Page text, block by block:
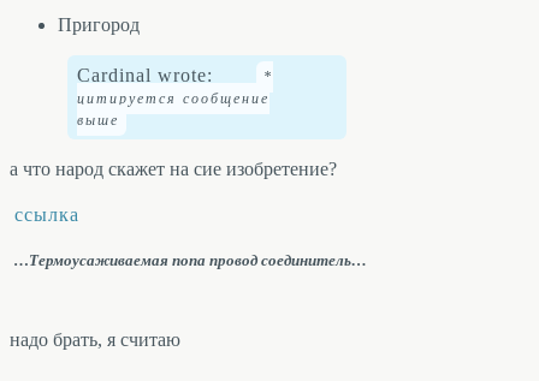
Пригород
Cardinal wrote:
а что народ скажет на сие изобретение?
ссылка
…Термоусаживаемая попа провод соединитель…
надо брать, я считаю